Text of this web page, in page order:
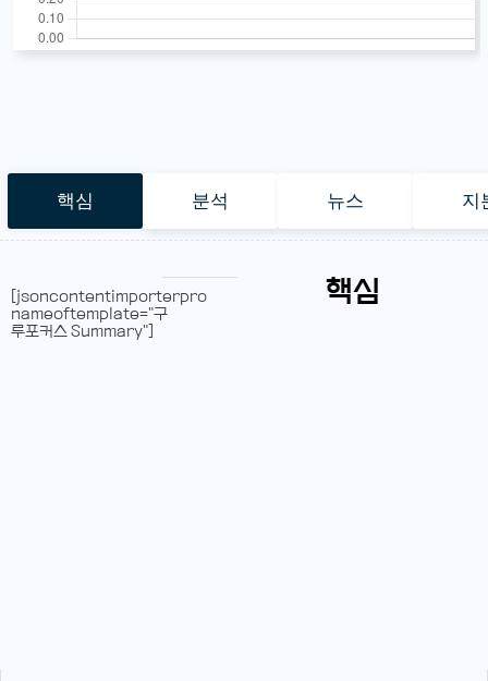
핵심 분석 뉴스 지
핵심
[jsoncontentimporterpro
nameoftemplate="구
루포커스 Summary"]